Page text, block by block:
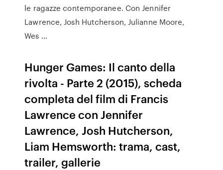
le ragazze contemporanee. Con Jennifer
Lawrence, Josh Hutcherson, Julianne Moore,
Wes …
Hunger Games: Il canto della
rivolta - Parte 2 (2015), scheda
completa del film di Francis
Lawrence con Jennifer
Lawrence, Josh Hutcherson,
Liam Hemsworth: trama, cast,
trailer, gallerie